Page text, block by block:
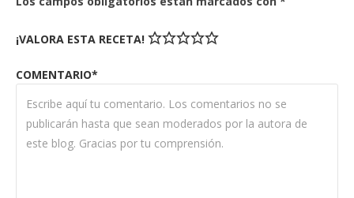
¡VALORA ESTA RECETA!
COMENTARIO*